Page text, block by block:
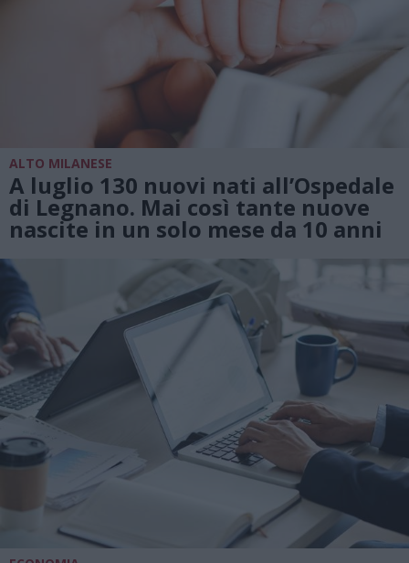
ALTO MILANESE
A luglio 130 nuovi nati all’Ospedale
di Legnano. Mai così tante nuove
nascite in un solo mese da 10 anni